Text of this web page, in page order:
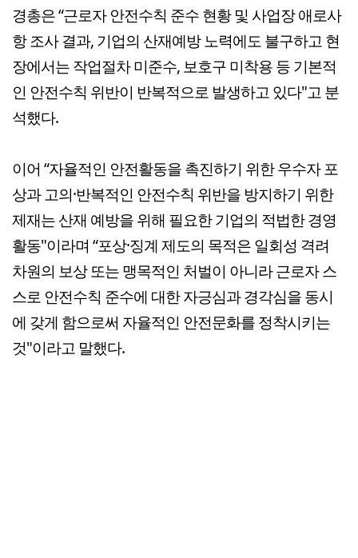
경총은 “근로자 안전수칙 준수 현황 및 사업장 애로사
항 조사 결과, 기업의 산재예방 노력에도 불구하고 현
장에서는 작업절차 미준수, 보호구 미착용 등 기본적
인 안전수칙 위반이 반복적으로 발생하고 있다"고 분
석했다.
이어 “자율적인 안전활동을 촉진하기 위한 우수자 포
상과 고의·반복적인 안전수칙 위반을 방지하기 위한
제재는 산재 예방을 위해 필요한 기업의 적법한 경영
활동"이라며 “포상·징계 제도의 목적은 일회성 격려
차원의 보상 또는 맹목적인 처벌이 아니라 근로자 스
스로 안전수칙 준수에 대한 자긍심과 경각심을 동시
에 갖게 함으로써 자율적인 안전문화를 정착시키는
것"이라고 말했다.